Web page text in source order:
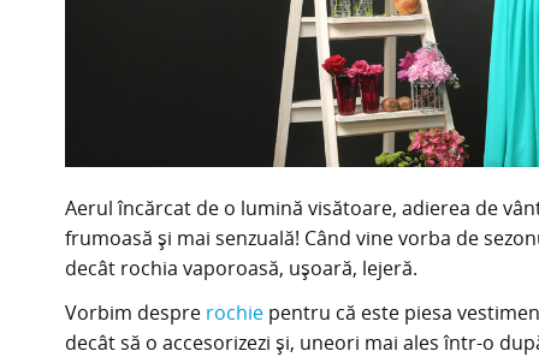
Aerul încărcat de o lumină visătoare, adierea de
frumoasă și mai senzuală! Când vine vorba de
decât rochia vaporoasă, ușoară, lejeră.
Vorbim despre rochiepentru că este piesa
decât să o accesorizezi și, uneori mai ales într-o